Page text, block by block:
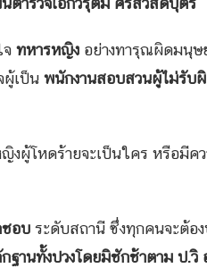
จ ทหารหญิง อย่างทารุณผิดมนุ
ผู้เป็น พนักงานสอบสวนผู้ไม่รับ
งผู้โหดร้ายจะเป็นใคร หรือมี
อบ ระดับสถานี ซึ่งทุกคนจะต้อ
ฐานทั้งปวงโดยมิชักช้าตาม ป.วิ